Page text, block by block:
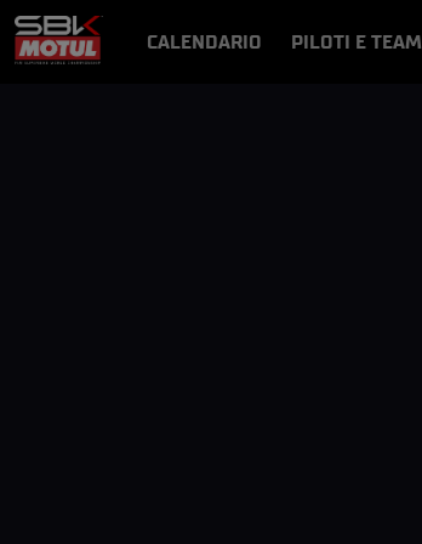
CALENDARIO PILOTI E TEAM